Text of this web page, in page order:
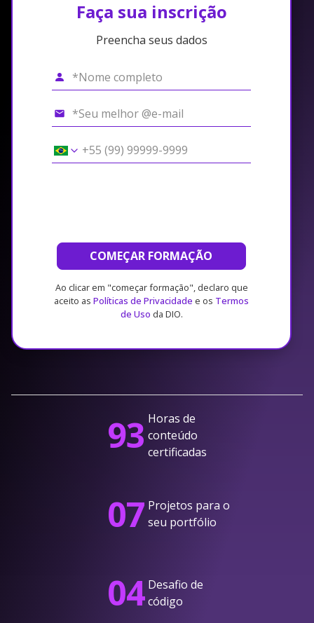
Faça sua inscrição
Preencha seus dados
COMEÇAR FORMAÇÃO
Ao clicar em "começar formação", declaro que
aceito as Políticas de Privacidade e os Termos
de Uso da DIO.
93 Horas de
conteúdo
certificadas
07 Projetos para o
seu portfólio
04 Desafio de
código